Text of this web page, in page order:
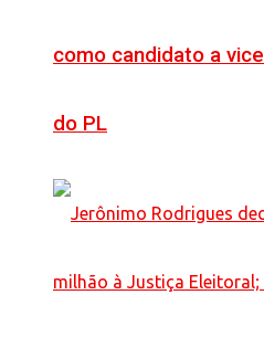
como candidato a
do PL